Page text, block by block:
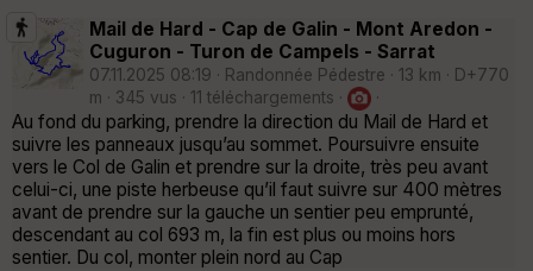
Mail de Hard - Cap de Galin - Mont Aredon -
Cuguron - Turon de Campels - Sarrat
07.11.2025 08:19 · Randonnée Pédestre · 13 km · D+770
m · 345 vus · 11 téléchargements ·
·
Au fond du parking, prendre la direction du Mail de Hard et
suivre les panneaux jusqu’au sommet. Poursuivre ensuite
vers le Col de Galin et prendre sur la droite, très peu avant
celui-ci, une piste herbeuse qu’il faut suivre sur 400 mètres
avant de prendre sur la gauche un sentier peu emprunté,
descendant au col 693 m, la fin est plus ou moins hors
sentier. Du col, monter plein nord au Cap